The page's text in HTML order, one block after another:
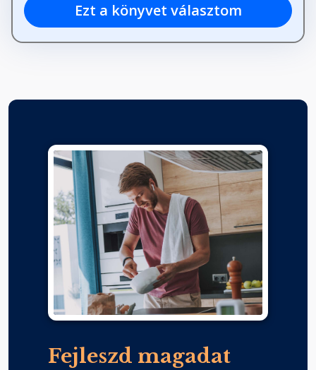
Ezt a könyvet választom
Fejleszd magadat